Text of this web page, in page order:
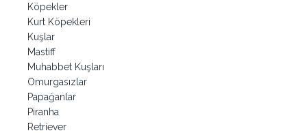
Köpekler
Kurt Köpekleri
Kuşlar
Mastiff
Muhabbet Kuşları
Omurgasızlar
Papağanlar
Piranha
Retriever